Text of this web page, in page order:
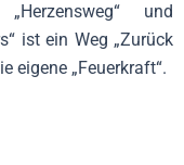
und
ist ein Weg „Zurück
eigene „Feuerkraft“.